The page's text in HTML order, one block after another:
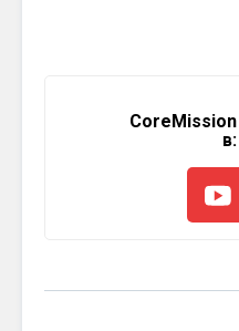
CoreMission
в: